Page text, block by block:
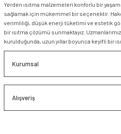
Yerden ısıtma malzemeleri konforlu bir
sağlamak için mükemmel bir seçenektir.
verimliliği, düşük enerji tüketimi ve estetik
bir ısıtma çözümü sunmaktayız.
kurulduğunda, uzun yıllar boyunca keyifli bir
Kurumsal
Alışveriş